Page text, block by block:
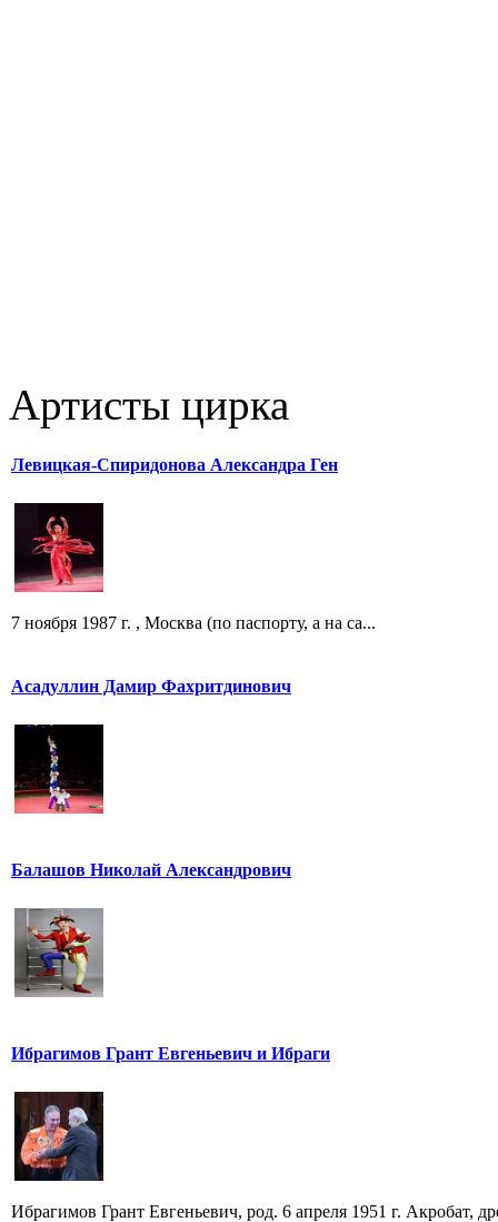
Артисты цирка
Левицкая-Спиридонова Александра Ген
7 ноября 1987 г. , Москва (по паспорту, а на са...
Асадуллин Дамир Фахритдинович
Балашов Николай Александрович
Ибрагимов Грант Евгеньевич и Ибраги
Ибрагимов Грант Евгеньевич, род. 6 апреля 1951 г. Акробат,